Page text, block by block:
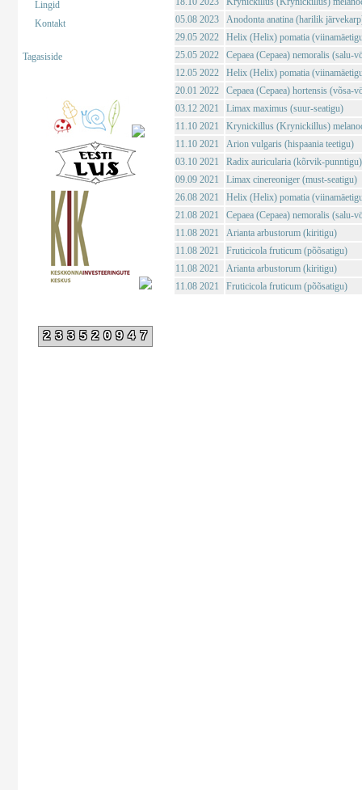
Lingid
Kontakt
Tagasiside
233520947
05.08 2023
Anodonta anatina (harilik
29.05 2022
Helix (Helix) pomatia
25.05 2022
Cepaea (Cepaea) nemoralis (salu-
12.05 2022
Helix (Helix) pomatia
20.01 2022
Cepaea (Cepaea) hortensis (võsa-
03.12 2021
Limax maximus (suur-seatigu)
11.10 2021
Krynickillus (Krynickillus)
11.10 2021
Arion vulgaris (hispaania teetigu)
03.10 2021
Radix auricularia (kõrvik-punntigu)
09.09 2021
Limax cinereoniger (must-seatigu)
26.08 2021
Helix (Helix) pomatia
21.08 2021
Cepaea (Cepaea) nemoralis (salu-
11.08 2021
Arianta arbustorum (kiritigu)
11.08 2021
Fruticicola fruticum (põõsatigu)
11.08 2021
Arianta arbustorum (kiritigu)
11.08 2021
Fruticicola fruticum (põõsatigu)